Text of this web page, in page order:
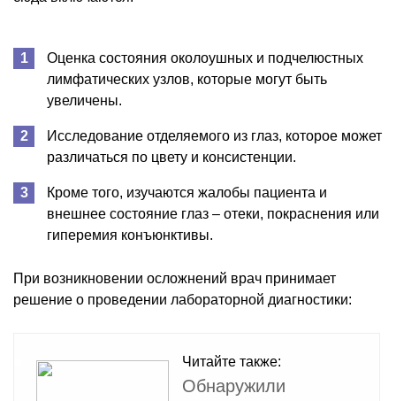
Оценка состояния околоушных и подчелюстных
лимфатических узлов, которые могут быть
увеличены.
Исследование отделяемого из глаз, которое может
различаться по цвету и консистенции.
Кроме того, изучаются жалобы пациента и
внешнее состояние глаз – отеки, покраснения или
гиперемия конъюнктивы.
При возникновении осложнений врач принимает
решение о проведении лабораторной диагностики:
Читайте также:
Обнаружили